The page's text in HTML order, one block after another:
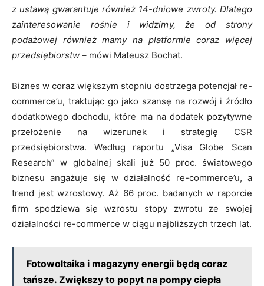
z ustawą gwarantuje również 14-dniowe zwroty. Dlatego
zainteresowanie rośnie i widzimy, że od strony
podażowej również mamy na platformie coraz więcej
przedsiębiorstw – mówi Mateusz Bochat.
Biznes w coraz większym stopniu dostrzega potencjał re-
commerce’u, traktując go jako szansę na rozwój i źródło
dodatkowego dochodu, które ma na dodatek pozytywne
przełożenie na wizerunek i strategię CSR
przedsiębiorstwa. Według raportu „Visa Globe Scan
Research” w globalnej skali już 50 proc. światowego
biznesu angażuje się w działalność re-commerce’u, a
trend jest wzrostowy. Aż 66 proc. badanych w raporcie
firm spodziewa się wzrostu stopy zwrotu ze swojej
działalności re-commerce w ciągu najbliższych trzech lat.
Fotowoltaika i magazyny energii będą coraz
tańsze. Zwiększy to popyt na pompy ciepła